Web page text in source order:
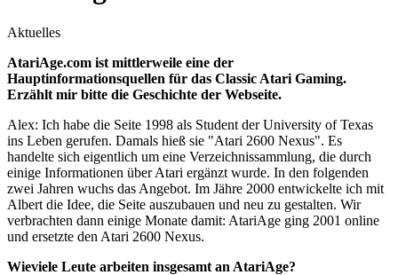
Aktuelles
AtariAge.com ist mittlerweile eine der
Hauptinformationsquellen für das Classic Atari Gaming.
Erzählt mir bitte die Geschichte der Webseite.
Alex: Ich habe die Seite 1998 als Student der University of Texas
ins Leben gerufen. Damals hieß sie "Atari 2600 Nexus". Es
handelte sich eigentlich um eine Verzeichnissammlung, die durch
einige Informationen über Atari ergänzt wurde. In den folgenden
zwei Jahren wuchs das Angebot. Im Jähre 2000 entwickelte ich mit
Albert die Idee, die Seite auszubauen und neu zu gestalten. Wir
verbrachten dann einige Monate damit: AtariAge ging 2001 online
und ersetzte den Atari 2600 Nexus.
Wieviele Leute arbeiten insgesamt an AtariAge?